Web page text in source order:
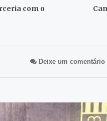
com o
Deixe um comentário